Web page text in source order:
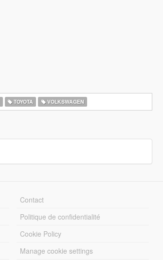
TOYOTA VOLKSWAGEN
Contact
Politique de confidentialité
Cookie Policy
Manage cookie settings